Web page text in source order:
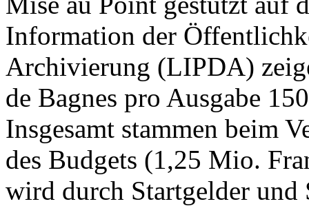
Information der
Archivierung (LIPDA)
de Bagnes pro Ausgabe
Insgesamt stammen beim
des Budgets (1,25 Mio.
wird durch Startgelder und